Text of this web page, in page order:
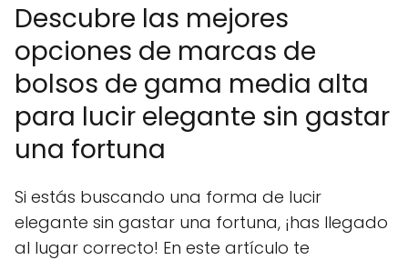
Descubre las mejores
opciones de marcas de
bolsos de gama media alta
para lucir elegante sin gastar
una fortuna
Si estás buscando una forma de lucir
elegante sin gastar una fortuna, ¡has llegado
al lugar correcto! En este artículo te